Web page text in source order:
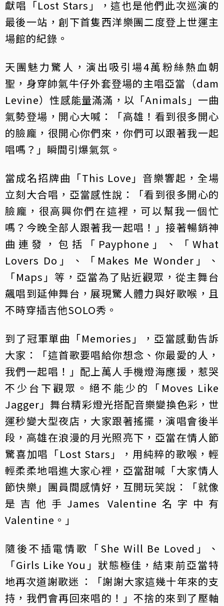
獻唱「Lost Stars」，這也是他們此次巡演的
最後一站，創下首隻西洋樂團二度登上世運主
場館的紀錄。
天團魅力驚人，演出吸引場4萬粉絲熱血朝
聖，身穿帥氣牛仔外套登場的主唱亞當（dam
Levine）性感能量滿滿，以「Animals」一曲
氣勢登場，開心大喊：「高雄！看到很多開心
的臉龐，很開心你們來，你們可以跟著我一起
唱嗎？」瞬間引爆氣氛。
當成名招牌曲「This Love」音樂響起，全場
立刻大合唱，亞當感性說：「看到很多開心的
臉龐，很高興你們在這裡，可以幫我一個忙
嗎？今晚全部人跟著我一起唱！」接著暢銷神
曲連發，包括「Payphone」、「What
Lovers Do」、「Makes Me Wonder」、
「Maps」等，亞當為了貼近觀眾，從主舞台
飆唱到延伸舞台，展現驚人體力與好歌喉，且
不時穿插吉他SOLO秀。
到了冠軍單曲「Memories」，亞當感動告訴
大家：「這首歌要唱給你想念、你最愛的人，
我們一起唱！」配上萬人手機燈海應援，惹哭
不少台下觀眾。絕不能少的「Moves Like
Jagger」舞台精彩燈光搭配音樂變換色彩，世
運秒變大型夜店，大家跟著搖擺，演唱會後半
段，高雄在浪漫的月光照亮下，亞當在情人節
驚喜加唱「Lost Stars」，用純粹的歌喉，輕
輕柔柔地唱進大家心裡，亞當甜喊「大家情人
節快樂」團員間感情好，互開玩笑說：「就像
是吉他手James Valentine名字中有
Valentine。」
隨後不插電情歌「She Will Be Loved」、
「Girls Like You」狀態極佳，結束前亞當特
地再次道謝歌迷 ：「謝謝大家這幾十年來的支
持，我們會再回來唱的！」不捨的來到了壓軸